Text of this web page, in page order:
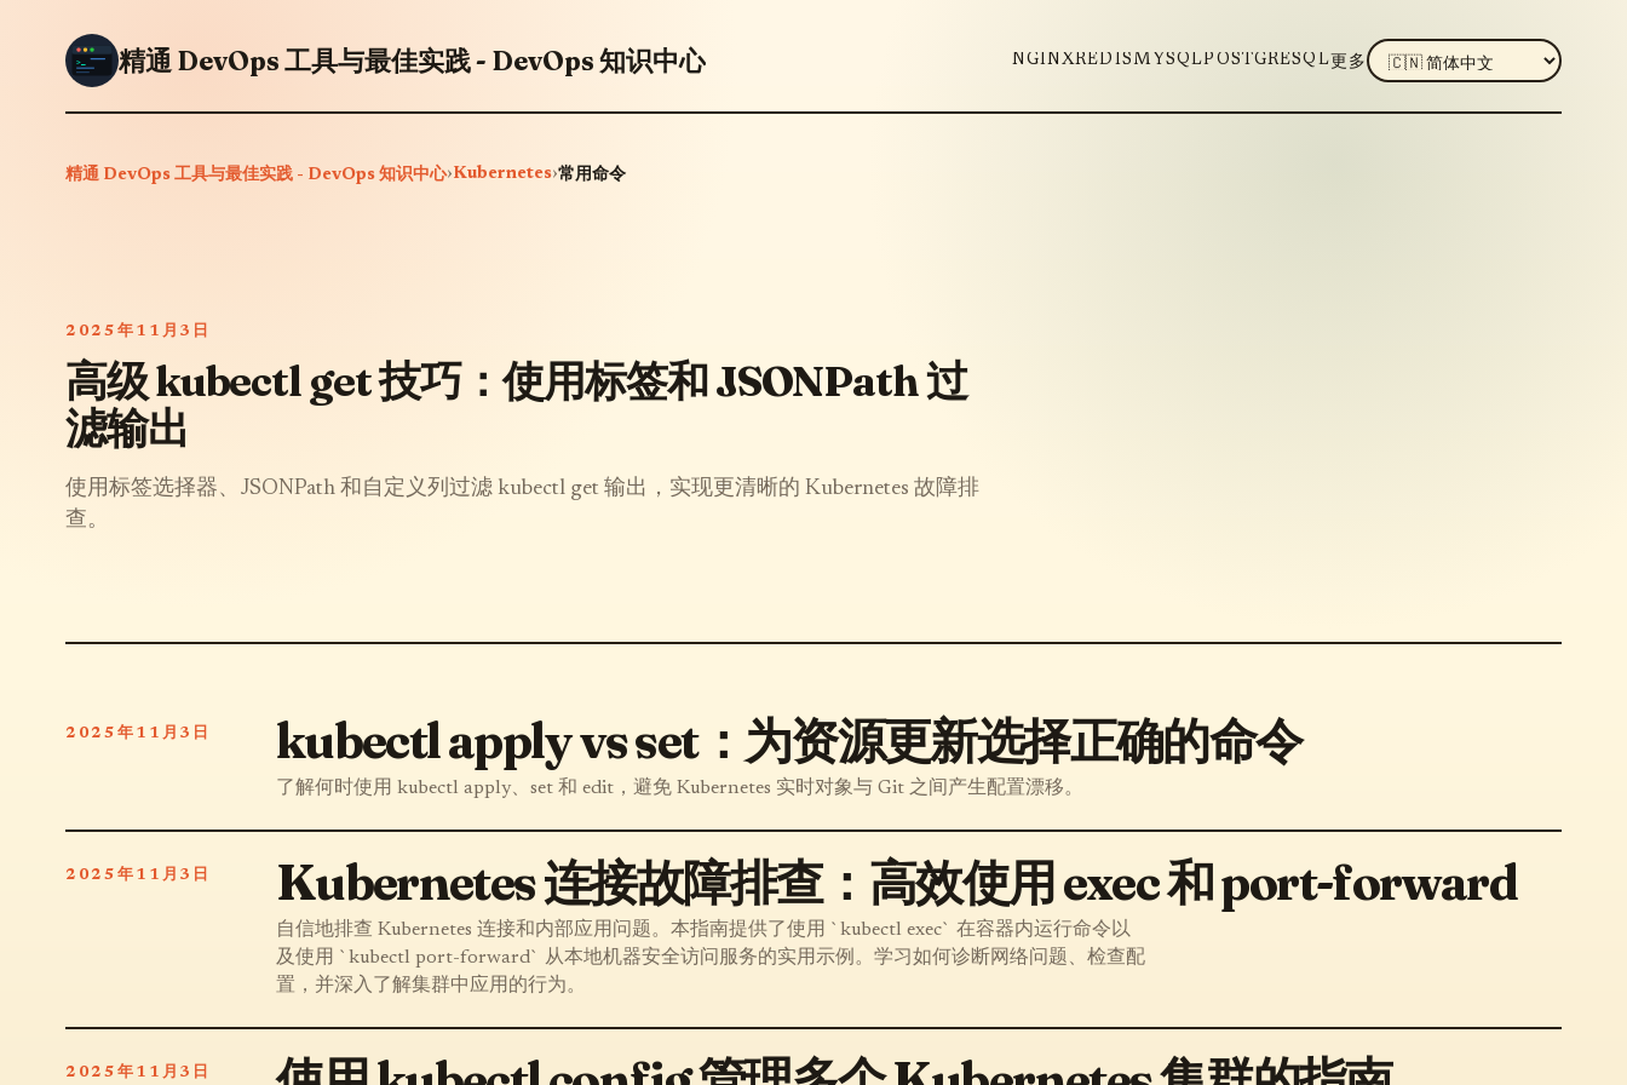
精通 DevOps 工具与最佳实践 - DevOps 知识中心 NGINXREDISMYSQLPOSTGRESQL 更多
LANGUAGE
精通 DevOps 工具与最佳实践 - DevOps 知识中心›Kubernetes›常用命令
2025年11月3日
高级 kubectl get 技巧：使用标签和 JSONPath 过
滤输出
使用标签选择器、JSONPath 和自定义列过滤 kubectl get 输出，实现更清晰的 Kubernetes 故障排
查。
2025年11月3日 kubectl apply vs set：为资源更新选择正确的命令
了解何时使用 kubectl apply、set 和 edit，避免 Kubernetes 实时对象与 Git 之间产生配置漂移。
2025年11月3日 Kubernetes 连接故障排查：高效使用 exec 和 port-forward
自信地排查 Kubernetes 连接和内部应用问题。本指南提供了使用 `kubectl exec` 在容器内运行命令以
及使用 `kubectl port-forward` 从本地机器安全访问服务的实用示例。学习如何诊断网络问题、检查配
置，并深入了解集群中应用的行为。
2025年11月3日